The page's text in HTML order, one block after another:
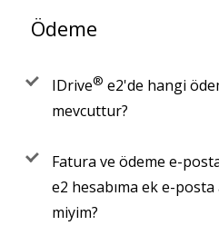
Ödeme
IDrive® e2'de hangi
mevcuttur?
Fatura ve ödeme e-
e2 hesabıma ek e-
miyim?